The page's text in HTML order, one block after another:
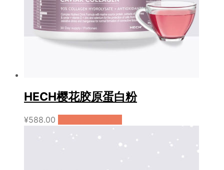
HECH樱花胶原蛋白粉
¥588.00